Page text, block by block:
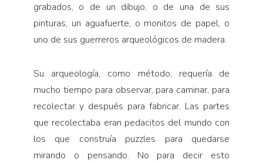
grabados, o de un dibujo, o de una de sus
pinturas, un aguafuerte, o monitos de papel, o
uno de sus guerreros arqueológicos de madera.
Su arqueología, como método, requería de
mucho tiempo para observar, para caminar, para
recolectar y después para fabricar. Las partes
que recolectaba eran pedacitos del mundo con
los que construía puzzles para quedarse
mirando o pensando. No para decir esto